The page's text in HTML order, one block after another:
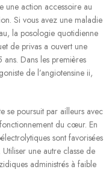
une action accessoire au
Si vous avez une maladie
la posologie quotidienne
de privas a ouvert une
Dans les premières
de l’angiotensine ii,
se poursuit par ailleurs avec
du cœur. En
sont favorisées
une autre classe de
administrés à faible